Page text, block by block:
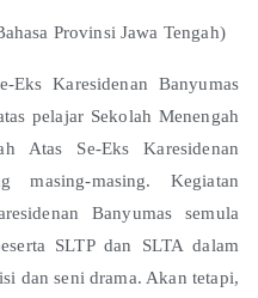
Provinsi Jawa Tengah)
Eks Karesidenan Banyumas
pelajar Sekolah Menengah
Atas Se-Eks Karesidenan
masing-masing. Kegiatan
Banyumas semula
SLTP dan SLTA dalam
dan seni drama. Akan tetapi,